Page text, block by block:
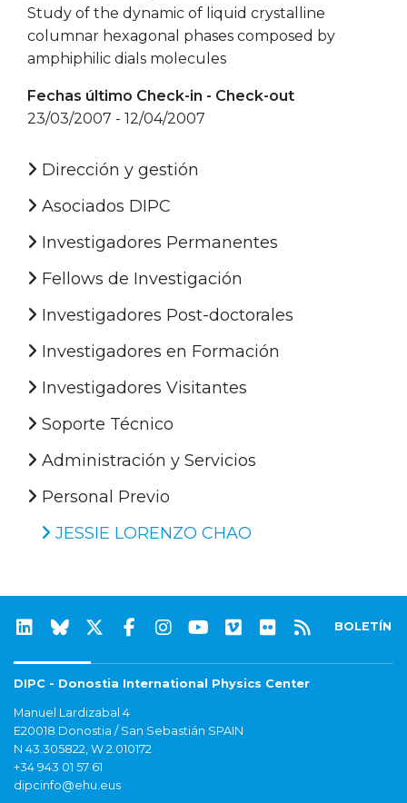
Study of the dynamic of liquid crystalline
columnar hexagonal phases composed by
amphiphilic dials molecules
Fechas último Check-in - Check-out
23/03/2007 - 12/04/2007
Dirección y gestión
Asociados DIPC
Investigadores Permanentes
Fellows de Investigación
Investigadores Post-doctorales
Investigadores en Formación
Investigadores Visitantes
Soporte Técnico
Administración y Servicios
Personal Previo
JESSIE LORENZO CHAO
BOLETÍN
DIPC - Donostia International Physics Center
Manuel Lardizabal 4
E20018 Donostia / San Sebastián SPAIN
N 43.305822, W 2.010172
+34 943 01 57 61
dipcinfo@ehu.eus